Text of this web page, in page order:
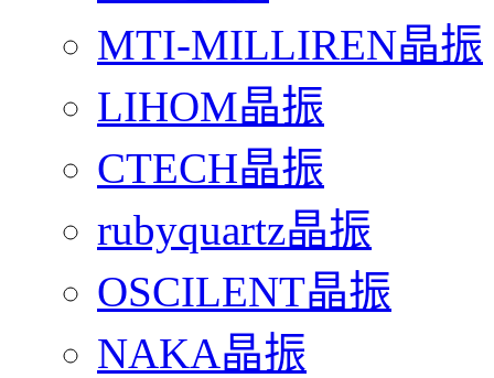
MTI-MILLIREN晶振
LIHOM晶振
CTECH晶振
rubyquartz晶振
OSCILENT晶振
NAKA晶振